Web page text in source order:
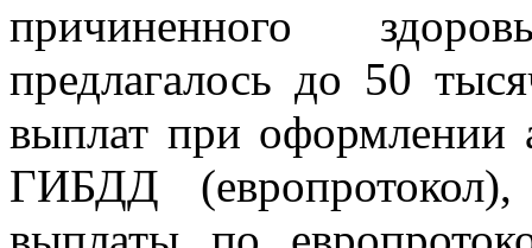
причиненного
предлагалось до 50
выплат при оформлении
ГИБДД